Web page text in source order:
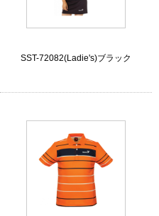
SST-72082(Ladie's)ブラック